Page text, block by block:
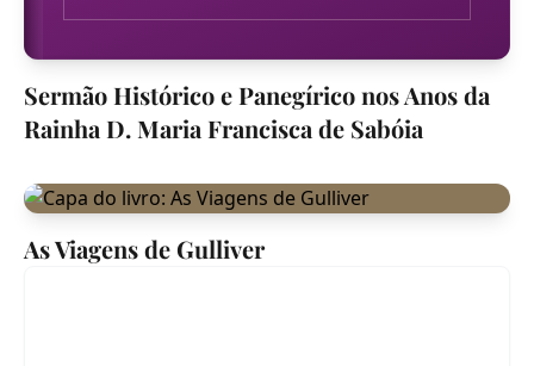
Sermão Histórico e Panegírico nos Anos da
Rainha D. Maria Francisca de Sabóia
As Viagens de Gulliver